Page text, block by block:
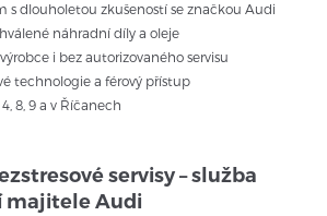
s dlouholetou zkušeností se značkou Audi
náhradní díly a oleje
i bez autorizovaného servisu
technologie a férový přístup
4, 8, 9 a v Říčanech
servisy – služba
majitele Audi